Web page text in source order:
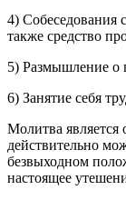
4) Собеседования
также средство
5) Размышление о
6) Занятие себя
Молитва
действительно
безвыходном
настоящее